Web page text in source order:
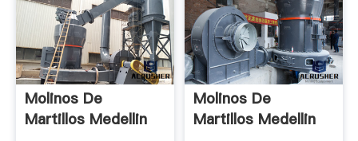
Molinos De
Martillos Medellin
Molinos De
Martillos Medellin